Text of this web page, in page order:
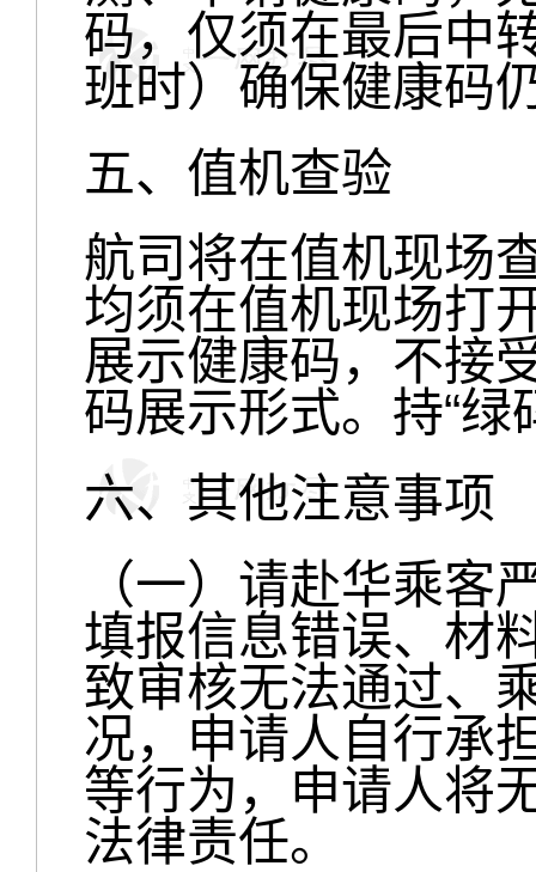
码，仅须在最后中
班时）确保健康码
五、值机查验
航司将在值机现场
均须在值机现场打
展示健康码，不接
码展示形式。持“绿
六、其他注意事项
（一）请赴华乘客
填报信息错误、材
致审核无法通过、
况，申请人自行承
等行为，申请人将
法律责任。